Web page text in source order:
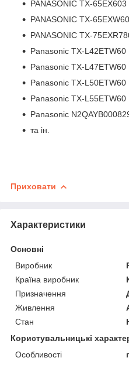
PANASONIC TX-65EX603
PANASONIC TX-
PANASONIC TX-
Panasonic TX-L42ETW60
Panasonic TX-L47ETW60
Panasonic TX-L50ETW60
Panasonic TX-L55ETW60
Panasonic
та ін.
Приховати
Характеристики
Основні
Виробник
Країна виробник
Призначення
Живлення
Стан
Користувальницькі
Особливості